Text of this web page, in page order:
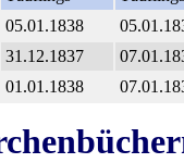
05.01.1838
31.12.1837
01.01.1838